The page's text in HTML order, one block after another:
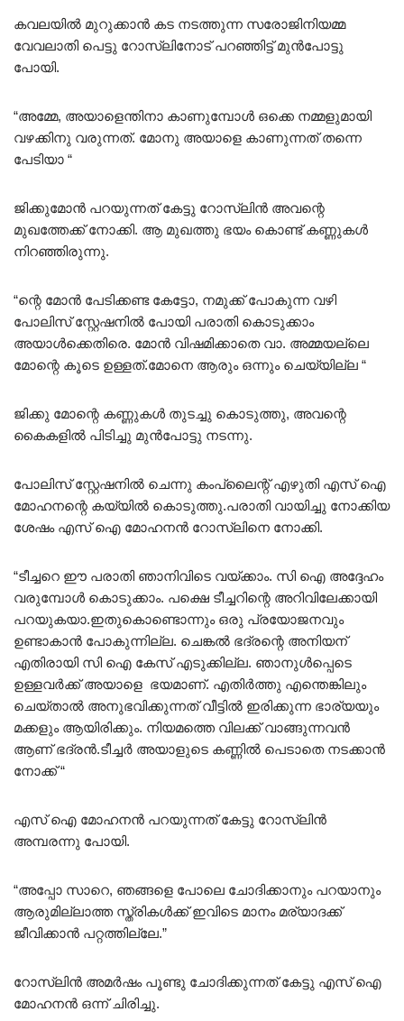
കവലയിൽ മുറുക്കാൻ കട നടത്തുന്ന സരോജിനിയമ്മ
വേവലാതി പെട്ടു റോസ്‌ലിനോട് പറഞ്ഞിട്ട് മുൻപോട്ടു
പോയി.
“അമ്മേ, അയാളെന്തിനാ കാണുമ്പോൾ ഒക്കെ നമ്മളുമായി
വഴക്കിനു വരുന്നത്. മോനു അയാളെ കാണുന്നത് തന്നെ
പേടിയാ “
ജിക്കുമോൻ പറയുന്നത് കേട്ടു റോസ്‌ലിൻ അവന്റെ
മുഖത്തേക്ക് നോക്കി. ആ മുഖത്തു ഭയം കൊണ്ട് കണ്ണുകൾ
നിറഞ്ഞിരുന്നു.
“ന്റെ മോൻ പേടിക്കണ്ട കേട്ടോ, നമുക്ക് പോകുന്ന വഴി
പോലിസ് സ്റ്റേഷനിൽ പോയി പരാതി കൊടുക്കാം
അയാൾക്കെതിരെ. മോൻ വിഷമിക്കാതെ വാ. അമ്മയല്ലെ
മോന്റെ കൂടെ ഉള്ളത്.മോനെ ആരും ഒന്നും ചെയ്യില്ല “
ജിക്കു മോന്റെ കണ്ണുകൾ തുടച്ചു കൊടുത്തു, അവന്റെ
കൈകളിൽ പിടിച്ചു മുൻപോട്ടു നടന്നു.
പോലിസ് സ്റ്റേഷനിൽ ചെന്നു കംപ്ലൈന്റ് എഴുതി എസ് ഐ
മോഹനന്റെ കയ്യിൽ കൊടുത്തു.പരാതി വായിച്ചു നോക്കിയ
ശേഷം എസ് ഐ മോഹനൻ റോസ്‌ലിനെ നോക്കി.
“ടീച്ചറെ ഈ പരാതി ഞാനിവിടെ വയ്ക്കാം. സി ഐ അദ്ദേഹം
വരുമ്പോൾ കൊടുക്കാം. പക്ഷെ ടീച്ചറിന്റെ അറിവിലേക്കായി
പറയുകയാ.ഇതുകൊണ്ടൊന്നും ഒരു പ്രയോജനവും
ഉണ്ടാകാൻ പോകുന്നില്ല. ചെങ്കൽ ഭദ്രന്റെ അനിയന്
എതിരായി സി ഐ കേസ് എടുക്കില്ല. ഞാനുൾപ്പെടെ
ഉള്ളവർക്ക് അയാളെ ഭയമാണ്. എതിർത്തു എന്തെങ്കിലും
ചെയ്‌താൽ അനുഭവിക്കുന്നത് വീട്ടിൽ ഇരിക്കുന്ന ഭാര്യയും
മക്കളും ആയിരിക്കും. നിയമത്തെ വിലക്ക് വാങ്ങുന്നവൻ
ആണ് ഭദ്രൻ.ടീച്ചർ അയാളുടെ കണ്ണിൽ പെടാതെ നടക്കാൻ
നോക്ക് “
എസ് ഐ മോഹനൻ പറയുന്നത് കേട്ടു റോസ്‌ലിൻ
അമ്പരന്നു പോയി.
“അപ്പോ സാറെ, ഞങ്ങളെ പോലെ ചോദിക്കാനും പറയാനും
ആരുമില്ലാത്ത സ്ത്രികൾക്ക് ഇവിടെ മാനം മര്യാദക്ക്
ജീവിക്കാൻ പറ്റത്തില്ലേ.”
റോസ്‌ലിൻ അമർഷം പൂണ്ടു ചോദിക്കുന്നത് കേട്ടു എസ് ഐ
മോഹനൻ ഒന്ന്‌ ചിരിച്ചു.